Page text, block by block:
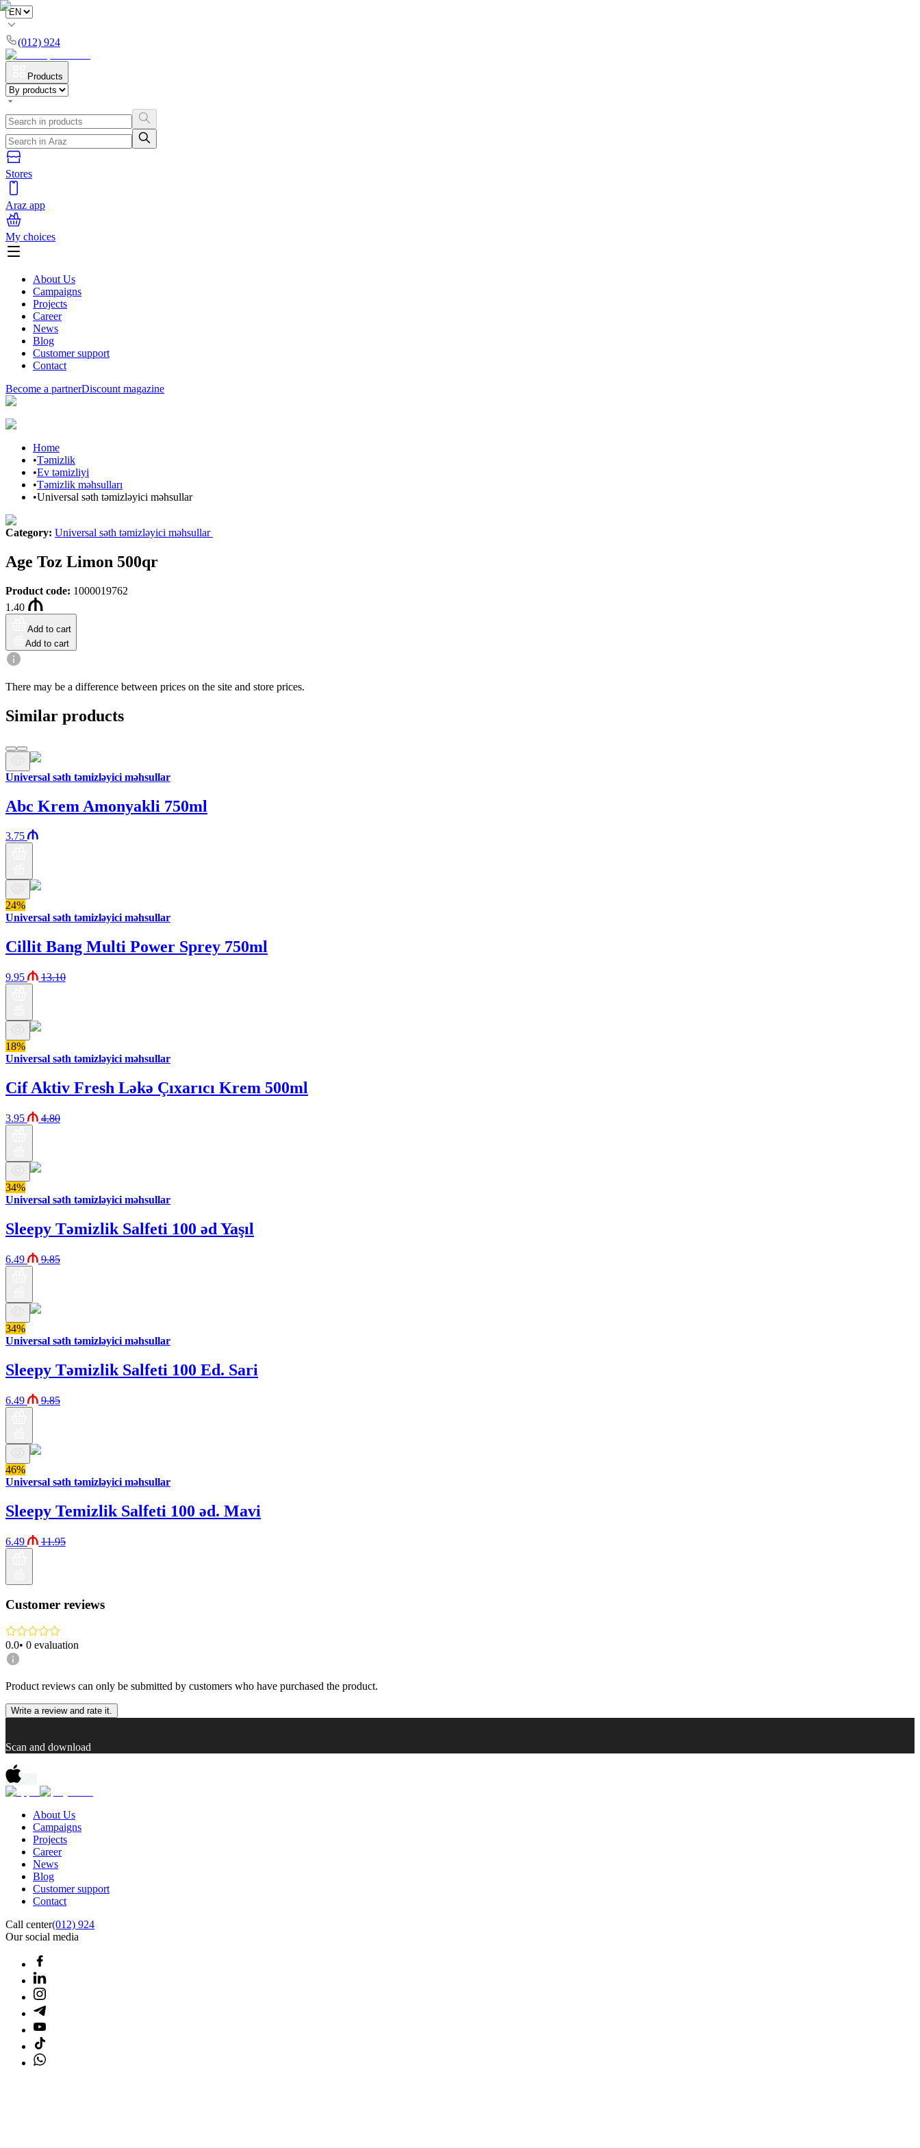
(012) 924
Products
Stores
Araz app
My choices
About Us
Campaigns
Projects
Career
News
Blog
Customer support
Contact
Become a partnerDiscount magazine
Home
•Təmizlik
•Ev təmizliyi
•Təmizlik məhsulları
•Universal səth təmizləyici məhsullar
Category: Universal səth təmizləyici məhsullar
Age Toz Limon 500qr
Product code: 1000019762
1.40
Add to cart
Add to cart
There may be a difference between prices on the site and store prices.
Similar products
Universal səth təmizləyici məhsullar
Abc Krem Amonyakli 750ml
3.75
24%
Universal səth təmizləyici məhsullar
Cillit Bang Multi Power Sprey 750ml
9.95 13.10
18%
Universal səth təmizləyici məhsullar
Cif Aktiv Fresh Ləkə Çıxarıcı Krem 500ml
3.95 4.80
34%
Universal səth təmizləyici məhsullar
Sleepy Təmizlik Salfeti 100 əd Yaşıl
6.49 9.85
34%
Universal səth təmizləyici məhsullar
Sleepy Təmizlik Salfeti 100 Ed. Sari
6.49 9.85
46%
Universal səth təmizləyici məhsullar
Sleepy Temizlik Salfeti 100 əd. Mavi
6.49 11.95
Customer reviews
0.0• 0 evaluation
Product reviews can only be submitted by customers who have purchased the product.
Write a review and rate it.
Scan and download
About Us
Campaigns
Projects
Career
News
Blog
Customer support
Contact
Call center(012) 924
Our social media